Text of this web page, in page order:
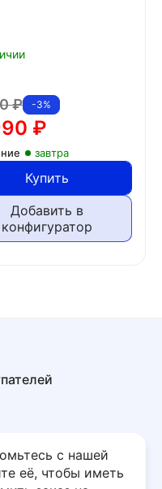
-3%
₽
₽
завтра
Купить
Добавить в
конфигуратор
с нашей
её, чтобы иметь